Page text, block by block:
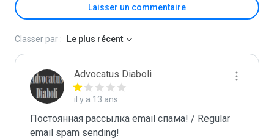
Laisser un commentaire
Classer par : Le plus récent
Advocatus Diaboli
il y a 13 ans
Постоянная рассылка email спама! / Regular
email spam sending!